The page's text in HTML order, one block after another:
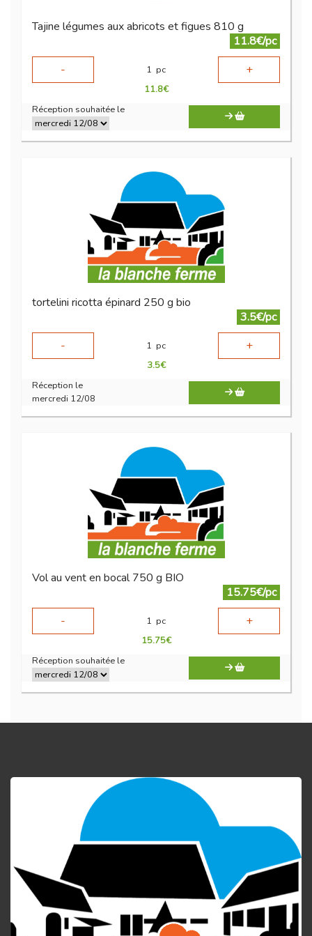
Tajine légumes aux abricots et figues 810 g
11.8€/pc
-
1 pc +
11.8€
Réception souhaitée le
tortelini ricotta épinard 250 g bio
3.5€/pc
-
1 pc +
3.5€
Réception le
mercredi 12/08
Vol au vent en bocal 750 g BIO
15.75€/pc
-
1 pc +
15.75€
Réception souhaitée le